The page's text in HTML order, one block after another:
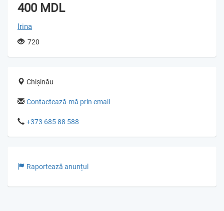
400 MDL
Irina
720
Chișinău
Contactează-mă prin email
+373 685 88 588
Raportează anunțul